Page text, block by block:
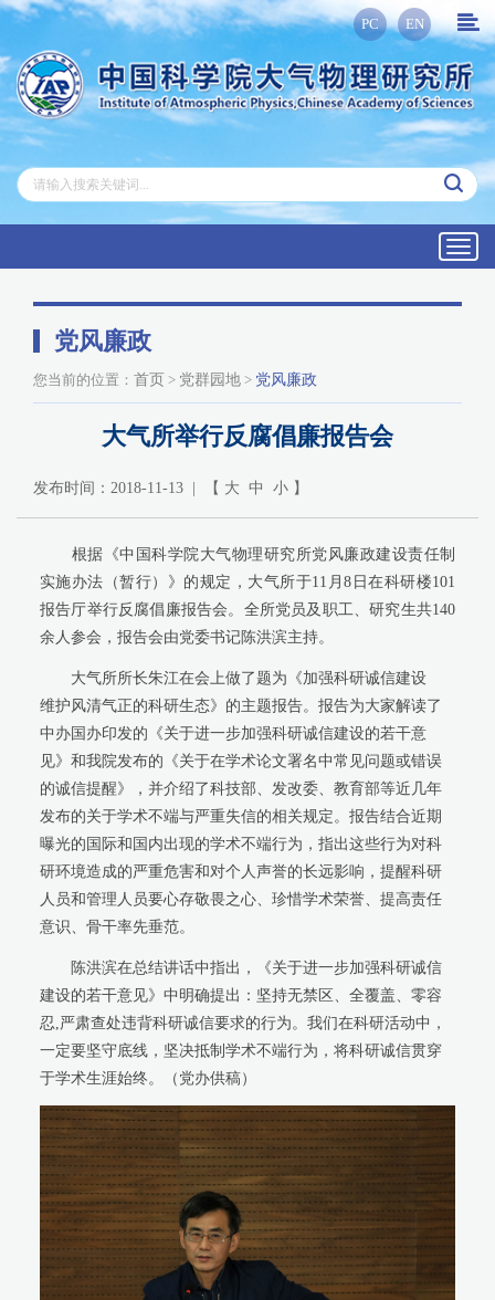
PC EN
党风廉政
您当前的位置： 首页 > 党群园地 > 党风廉政
大气所举行反腐倡廉报告会
发布时间：2018-11-13 | 【 大 中 小 】
根据《中国科学院大气物理研究所党风廉政建设责任制
实施办法（暂行）》的规定，大气所于11月8日在科研楼101
报告厅举行反腐倡廉报告会。全所党员及职工、研究生共140
余人参会，报告会由党委书记陈洪滨主持。
大气所所长朱江在会上做了题为《加强科研诚信建设
维护风清气正的科研生态》的主题报告。报告为大家解读了
中办国办印发的《关于进一步加强科研诚信建设的若干意
见》和我院发布的《关于在学术论文署名中常见问题或错误
的诚信提醒》，并介绍了科技部、发改委、教育部等近几年
发布的关于学术不端与严重失信的相关规定。报告结合近期
曝光的国际和国内出现的学术不端行为，指出这些行为对科
研环境造成的严重危害和对个人声誉的长远影响，提醒科研
人员和管理人员要心存敬畏之心、珍惜学术荣誉、提高责任
意识、骨干率先垂范。
陈洪滨在总结讲话中指出，《关于进一步加强科研诚信
建设的若干意见》中明确提出：坚持无禁区、全覆盖、零容
忍,严肃查处违背科研诚信要求的行为。我们在科研活动中，
一定要坚守底线，坚决抵制学术不端行为，将科研诚信贯穿
于学术生涯始终。（党办供稿）